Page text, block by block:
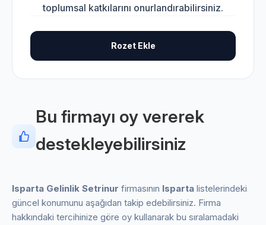
toplumsal katkılarını onurlandırabilirsiniz.
Rozet Ekle
Bu firmayı oy vererek
destekleyebilirsiniz
Isparta Gelinlik Setrinur firmasının Isparta listelerindeki
güncel konumunu aşağıdan takip edebilirsiniz. Firma
hakkındaki tercihinize göre oy kullanarak bu sıralamadaki